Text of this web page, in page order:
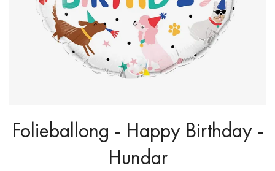
Folieballong - Happy Birthday -
Hundar